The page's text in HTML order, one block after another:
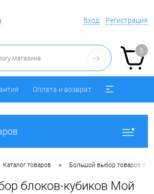
Вход Регистрация
0
Оплата и возврат
Каталог товаров • Большой выбор товаров в
блоков-кубиков Мой